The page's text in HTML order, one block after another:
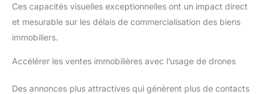
Ces capacités visuelles exceptionnelles ont un impact direct
et mesurable sur les délais de commercialisation des biens
immobiliers.
Accélérer les ventes immobilières avec l’usage de drones
Des annonces plus attractives qui génèrent plus de contacts